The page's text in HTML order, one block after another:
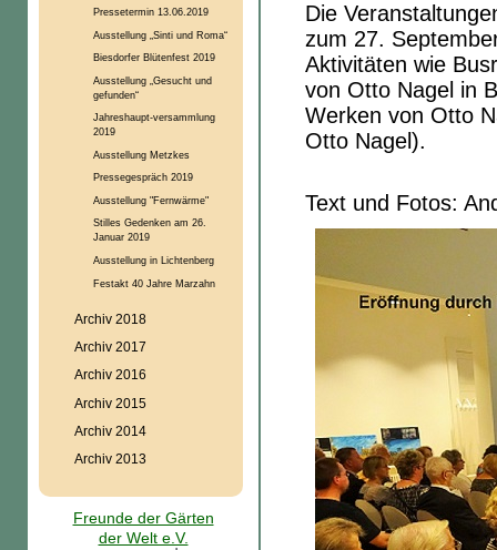
Die
zum 27.
Aktivitäten wie
von Otto Nagel in
Werken von Otto
Otto Nagel).
Text und Fotos:
Pressetermin 13.06.2019
Ausstellung „Sinti und Roma“
Biesdorfer Blütenfest 2019
Ausstellung „Gesucht und
gefunden“
Jahreshaupt-versammlung
2019
Ausstellung Metzkes
Pressegespräch 2019
Ausstellung "Fernwärme"
Stilles Gedenken am 26.
Januar 2019
Ausstellung in Lichtenberg
Festakt 40 Jahre Marzahn
Archiv 2018
Archiv 2017
Archiv 2016
Archiv 2015
Archiv 2014
Archiv 2013
Freunde der Gärten
der Welt e.V.